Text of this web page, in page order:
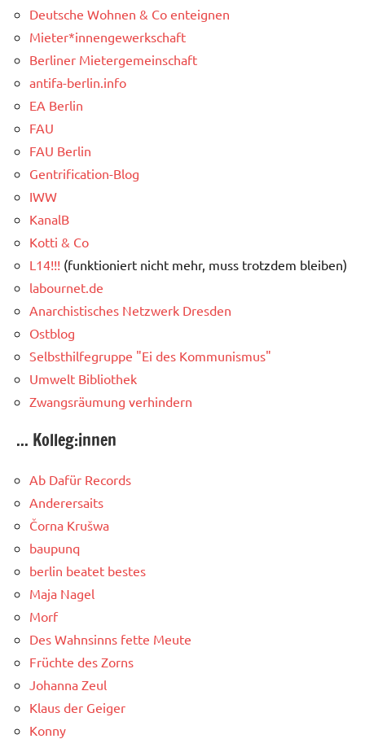
Deutsche Wohnen & Co enteignen
Mieter*innengewerkschaft
Berliner Mietergemeinschaft
antifa-berlin.info
EA Berlin
FAU
FAU Berlin
Gentrification-Blog
IWW
KanalB
Kotti & Co
L14!!! (funktioniert nicht mehr, muss trotzdem bleiben)
labournet.de
Anarchistisches Netzwerk Dresden
Ostblog
Selbsthilfegruppe "Ei des Kommunismus"
Umwelt Bibliothek
Zwangsräumung verhindern
... Kolleg:innen
Ab Dafür Records
Anderersaits
Čorna Krušwa
baupunq
berlin beatet bestes
Maja Nagel
Morf
Des Wahnsinns fette Meute
Früchte des Zorns
Johanna Zeul
Klaus der Geiger
Konny